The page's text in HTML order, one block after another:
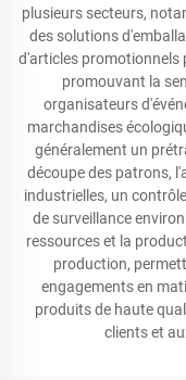
plusieurs secteurs,
des solutions
d'articles promotionnels
promouvant la
organisateurs
marchandises
généralement un
découpe des patrons,
industrielles, un
de surveillance
ressources et la
production,
engagements en
produits de haute
clients et